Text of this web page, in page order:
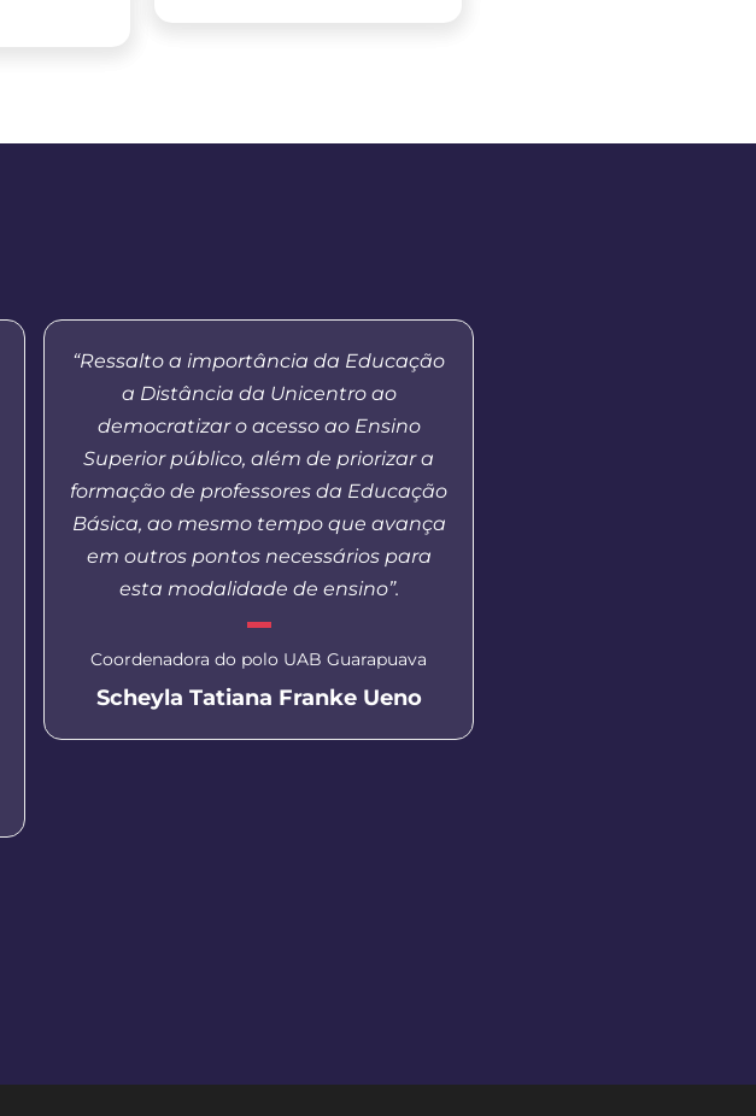
“Ressalto a importância da Educação
a Distância da Unicentro ao
democratizar o acesso ao Ensino
Superior público, além de priorizar a
formação de professores da Educação
Básica, ao mesmo tempo que avança
em outros pontos necessários para
esta modalidade de ensino”.
Coordenadora do polo UAB Guarapuava
Scheyla Tatiana Franke Ueno